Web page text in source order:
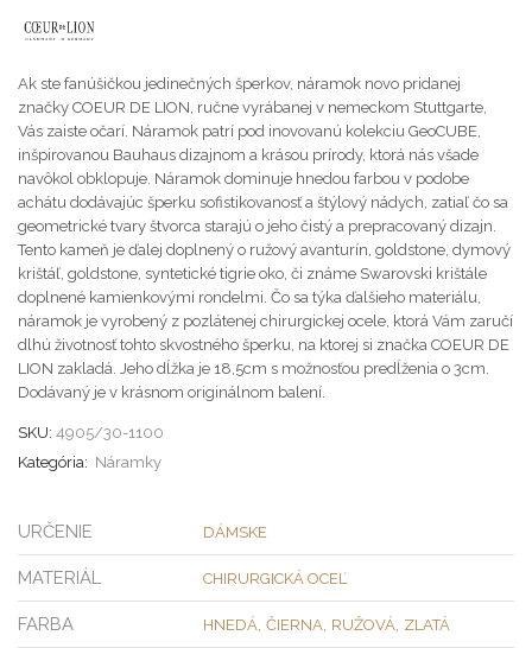
Ak ste fanúšičkou jedinečných šperkov, náramok novo pridanej
značky COEUR DE LION, ručne vyrábanej v nemeckom Stuttgarte,
Vás zaiste očarí. Náramok patrí pod inovovanú kolekciu GeoCUBE,
inšpirovanou Bauhaus dizajnom a krásou prírody, ktorá nás všade
navôkol obklopuje. Náramok dominuje hnedou farbou v podobe
achátu dodávajúc šperku sofistikovanosť a štýlový nádych, zatiaľ čo sa
geometrické tvary štvorca starajú o jeho čistý a prepracovaný dizajn.
Tento kameň je ďalej doplnený o ružový avanturín, goldstone, dymový
krištáľ, goldstone, syntetické tigrie oko, či známe Swarovski krištále
doplnené kamienkovými rondelmi. Čo sa týka ďalšieho materiálu,
náramok je vyrobený z pozlátenej chirurgickej ocele, ktorá Vám zaručí
dlhú životnosť tohto skvostného šperku, na ktorej si značka COEUR DE
LION zakladá. Jeho dĺžka je 18,5cm s možnosťou predĺženia o 3cm.
Dodávaný je v krásnom originálnom balení.
SKU: 4905/30-1100
Kategória: Náramky
URČENIE DÁMSKE
MATERIÁL CHIRURGICKÁ OCEĽ
FARBA HNEDÁ ČIERNA RUŽOVÁ ZLATÁ